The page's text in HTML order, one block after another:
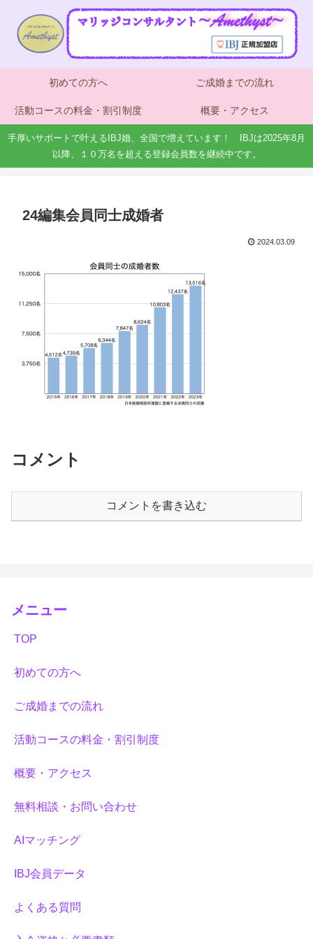
初めての方へ ご成婚までの流れ
活動コースの料金・割引制度 概要・アクセス
手厚いサポートで叶えるIBJ婚、全国で増えています！ IBJは2025年8月
以降、１０万名を超える登録会員数を継続中です。
24編集会員同士成婚者
2024.03.09
コメント
コメントを書き込む
メニュー
TOP
初めての方へ
ご成婚までの流れ
活動コースの料金・割引制度
概要・アクセス
無料相談・お問い合わせ
AIマッチング
IBJ会員データ
よくある質問